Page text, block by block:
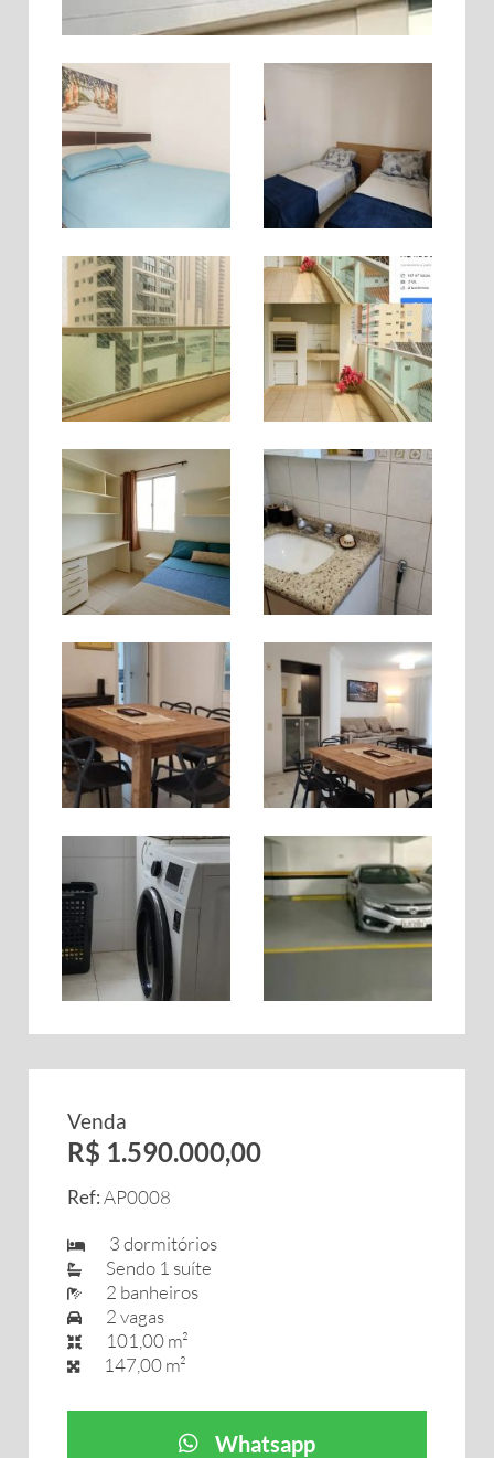
Venda
R$ 1.590.000,00
Ref:AP0008
3 dormitórios
Sendo 1 suíte
2 banheiros
2 vagas
101,00 m²
147,00 m²
Whatsapp